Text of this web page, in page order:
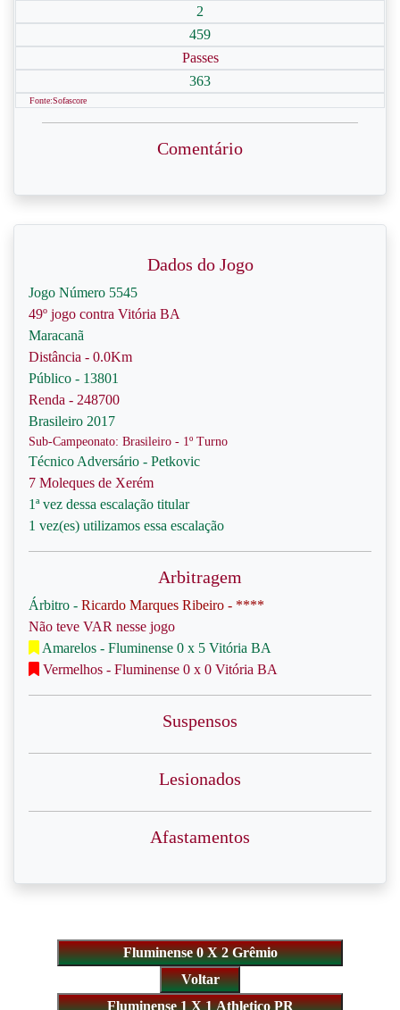
2
459
Passes
363
Fonte:Sofascore
Comentário
Dados do Jogo
Jogo Número 5545
49º jogo contra Vitória BA
Maracanã
Distância - 0.0Km
Público - 13801
Renda - 248700
Brasileiro 2017
Sub-Campeonato: Brasileiro - 1º Turno
Técnico Adversário - Petkovic
7 Moleques de Xerém
1ª vez dessa escalação titular
1 vez(es) utilizamos essa escalação
Arbitragem
Árbitro - Ricardo Marques Ribeiro - ****
Não teve VAR nesse jogo
Amarelos - Fluminense 0 x 5 Vitória BA
Vermelhos - Fluminense 0 x 0 Vitória BA
Suspensos
Lesionados
Afastamentos